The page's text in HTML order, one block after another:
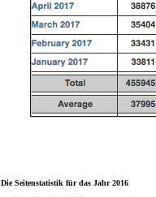
Die Seitenstatistik für das Jahr 2016